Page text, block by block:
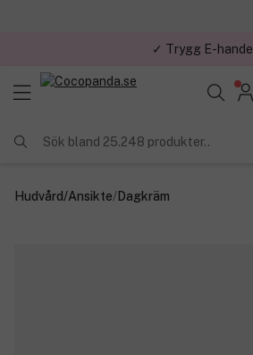
✓ Trygg E-handel
Sök bland 25.248 produkter..
Hudvård/Ansikte/Dagkräm